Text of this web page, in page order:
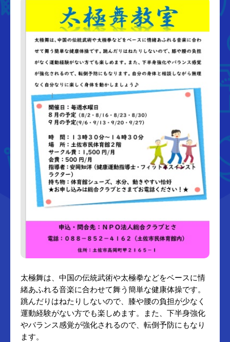
太極舞は、中国の伝統武術や太極拳などをベースに情
緒あふれる音楽に合わせて舞う簡単な健康体操です。
跳んだりはねたりしないので、膝や腰の負担が少なく
運動経験がない方でも楽しめます。また、下半身強化
やバランス感覚が強化されるので、転倒予防にもなり
ます。